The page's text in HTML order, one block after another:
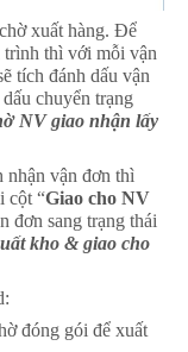
xuất hàng. Để
trình thì với mỗi vận
tích đánh dấu vận
chuyển trạng
NV giao nhận lấy
nhận vận đơn thì
cột “Giao cho NV
đơn sang trạng thái
kho & giao cho
đóng gói để xuất